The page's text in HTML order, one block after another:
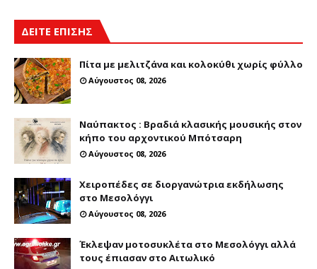
ΔΕΙΤΕ ΕΠΙΣΗΣ
Πίτα με μελιτζάνα και κολοκύθι χωρίς φύλλο
Αύγουστος 08, 2026
Ναύπακτος : Βραδιά κλασικής μουσικής στον
κήπο του αρχοντικού Μπότσαρη
Αύγουστος 08, 2026
Χειροπέδες σε διοργανώτρια εκδήλωσης
στο Μεσολόγγι
Αύγουστος 08, 2026
Έκλεψαν μοτοσυκλέτα στο Μεσολόγγι αλλά
τους έπιασαν στο Αιτωλικό